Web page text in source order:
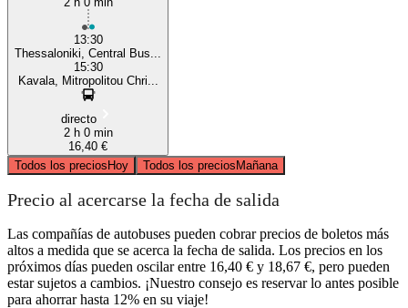
13:30
Thessaloniki, Central Bus...
15:30
Kavala, Mitropolitou Chri...
directo
2 h 0 min
16,40 €
Todos los preciosHoy Todos los preciosMañana
Precio al acercarse la fecha de salida
Las compañías de autobuses pueden cobrar precios de boletos más
altos a medida que se acerca la fecha de salida. Los precios en los
próximos días pueden oscilar entre 16,40 € y 18,67 €, pero pueden
estar sujetos a cambios. ¡Nuestro consejo es reservar lo antes posible
para ahorrar hasta 12% en su viaje!